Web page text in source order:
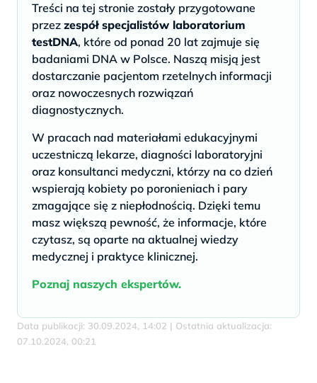
Treści na tej stronie zostały przygotowane
przez zespół specjalistów laboratorium
testDNA, które od ponad 20 lat zajmuje się
badaniami DNA w Polsce. Naszą misją jest
dostarczanie pacjentom rzetelnych informacji
oraz nowoczesnych rozwiązań
diagnostycznych.
W pracach nad materiałami edukacyjnymi
uczestniczą lekarze, diagności laboratoryjni
oraz konsultanci medyczni, którzy na co dzień
wspierają kobiety po poronieniach i pary
zmagające się z niepłodnością. Dzięki temu
masz większą pewność, że informacje, które
czytasz, są oparte na aktualnej wiedzy
medycznej i praktyce klinicznej.
Poznaj naszych ekspertów.
Data publikacji: 30.09.2024, 14:02 | Ostatnia aktualizacja:
07.10.2024, 00:21